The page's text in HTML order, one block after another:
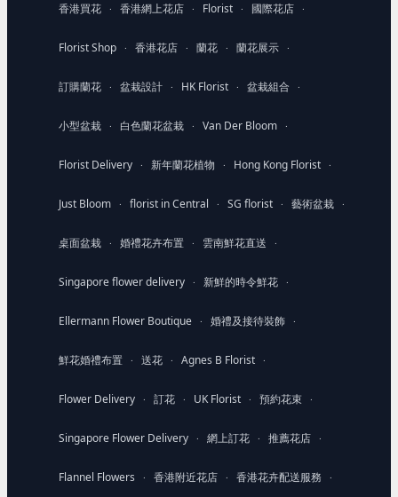
香港買花 · 香港網上花店 · Florist · 國際花店 ·
Florist Shop · 香港花店 · 蘭花 · 蘭花展示 ·
訂購蘭花 · 盆栽設計 · HK Florist · 盆栽組合 ·
小型盆栽 · 白色蘭花盆栽 · Van Der Bloom ·
Florist Delivery · 新年蘭花植物 · Hong Kong Florist ·
Just Bloom · florist in Central · SG florist · 藝術盆栽 ·
桌面盆栽 · 婚禮花卉布置 · 雲南鮮花直送 ·
Singapore flower delivery · 新鮮的時令鮮花 ·
Ellermann Flower Boutique · 婚禮及接待裝飾 ·
鮮花婚禮布置 · 送花 · Agnes B Florist ·
Flower Delivery · 訂花 · UK Florist · 預約花束 ·
Singapore Flower Delivery · 網上訂花 · 推薦花店 ·
Flannel Flowers · 香港附近花店 · 香港花卉配送服務 ·